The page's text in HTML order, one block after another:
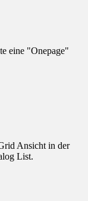
eine "Onepage"
Ansicht in der
List.